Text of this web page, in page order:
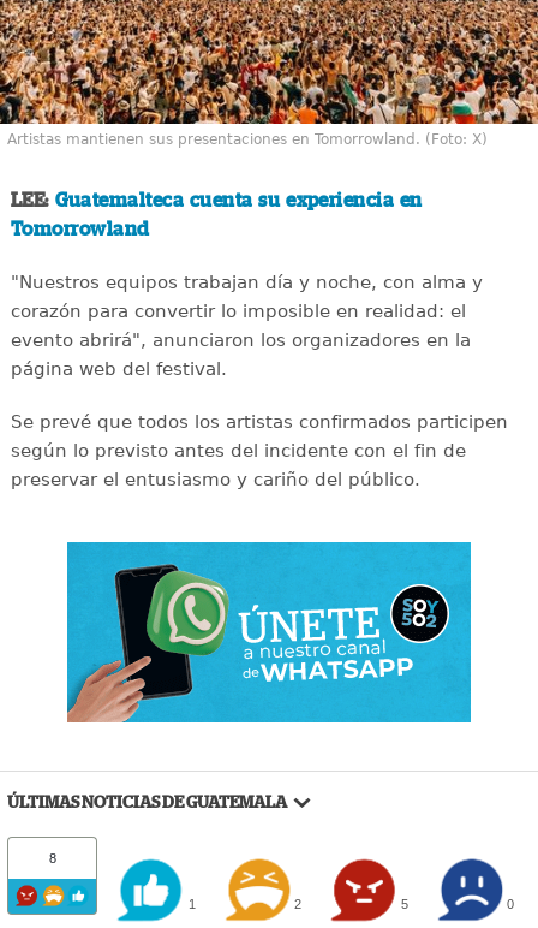
Artistas mantienen sus presentaciones en Tomorrowland. (Foto: X)
LEE: Guatemalteca cuenta su experiencia en
Tomorrowland
"Nuestros equipos trabajan día y noche, con alma y
corazón para convertir lo imposible en realidad: el
evento abrirá", anunciaron los organizadores en la
página web del festival.
Se prevé que todos los artistas confirmados participen
según lo previsto antes del incidente con el fin de
preservar el entusiasmo y cariño del público.
ÚLTIMAS NOTICIAS DE GUATEMALA
8
1 2 5 0